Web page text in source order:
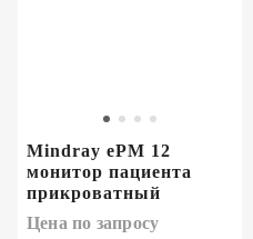
Mindray ePM 12
монитор пациента
прикроватный
Цена по запросу